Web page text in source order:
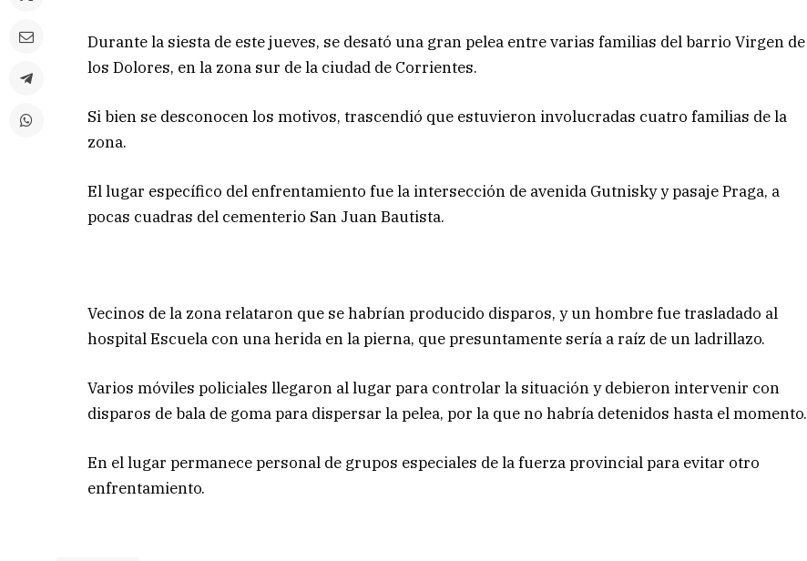
Durante la siesta de este jueves, se desató una gran pelea entre varias familias del barrio Virgen de
los Dolores, en la zona sur de la ciudad de Corrientes.
Si bien se desconocen los motivos, trascendió que estuvieron involucradas cuatro familias de la
zona.
El lugar específico del enfrentamiento fue la intersección de avenida Gutnisky y pasaje Praga, a
pocas cuadras del cementerio San Juan Bautista.
Vecinos de la zona relataron que se habrían producido disparos, y un hombre fue trasladado al
hospital Escuela con una herida en la pierna, que presuntamente sería a raíz de un ladrillazo.
Varios móviles policiales llegaron al lugar para controlar la situación y debieron intervenir con
disparos de bala de goma para dispersar la pelea, por la que no habría detenidos hasta el momento.
En el lugar permanece personal de grupos especiales de la fuerza provincial para evitar otro
enfrentamiento.